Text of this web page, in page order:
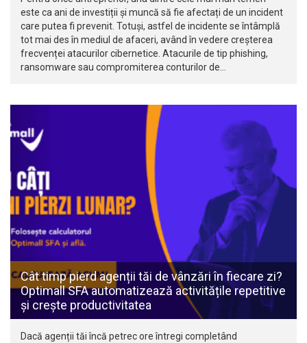
este ca ani de investiții și muncă să fie afectați de un incident
care putea fi prevenit. Totuși, astfel de incidente se întâmplă
tot mai des în mediul de afaceri, având în vedere creșterea
frecvenței atacurilor cibernetice. Atacurile de tip phishing,
ransomware sau compromiterea conturilor de…
Cât timp pierd agenții tăi de vânzări în fiecare zi?
Optimall SFA automatizează activitățile repetitive
și crește productivitatea
Dacă agenții tăi încă petrec ore întregi completând